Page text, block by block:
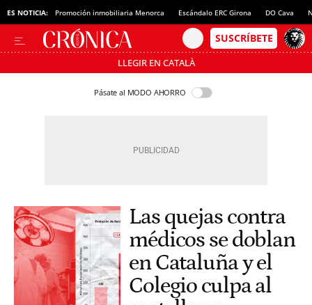
ES NOTICIA: Promoción inmobiliaria Menorca Escándalo ERC Girona DO Cava
LLEGIR EN CATALÀ
Pásate al MODO AHORRO
Las quejas contra
médicos se doblan
en Cataluña y el
Colegio culpa al